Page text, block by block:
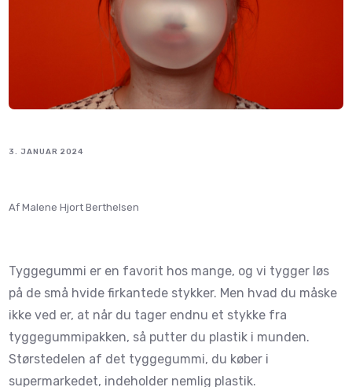
3. JANUAR 2024
Af Malene Hjort Berthelsen
Tyggegummi er en favorit hos mange, og vi tygger løs
på de små hvide firkantede stykker. Men hvad du måske
ikke ved er, at når du tager endnu et stykke fra
tyggegummipakken, så putter du plastik i munden.
Størstedelen af det tyggegummi, du køber i
supermarkedet, indeholder nemlig plastik.